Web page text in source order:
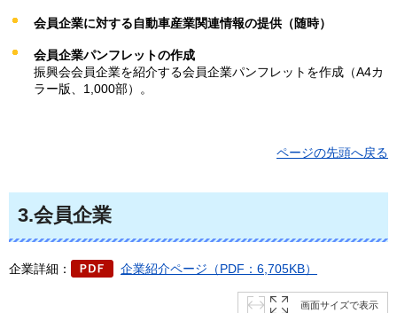
会員企業に対する自動車産業関連情報の提供（随時）
会員企業パンフレットの作成
振興会会員企業を紹介する会員企業パンフレットを作成（A4カ
ラー版、1,000部）。
ページの先頭へ戻る
3.会員企業
企業詳細： 企業紹介ページ（PDF：6,705KB）
画面サイズで表示